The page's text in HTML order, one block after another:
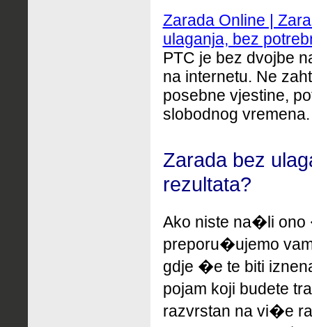
Zarada Online |
ulaganja, bez
PTC je bez dvojbe
na internetu. Ne
posebne vjestine,
slobodnog vremena.
Zarada bez
rezultata?
Ako niste na�li
preporu�ujemo
gdje �e te biti
pojam koji budete
razvrstan na vi�e